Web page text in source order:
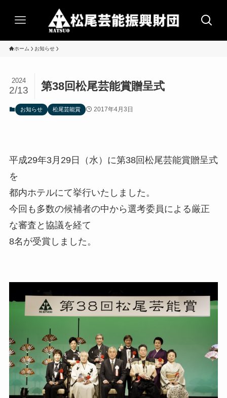
ホーム お知らせ
第38回松尾芸能賞贈呈式
2024
2/13
お知らせ 松尾芸能賞 2017年4月3日
平成29年3月29日（水）に第38回松尾芸能賞贈呈式
を
都内ホテルにて挙行いたしました。
今回も多数の候補者の中から選考委員による厳正
な審査と協議を経て
8名が受賞しました。